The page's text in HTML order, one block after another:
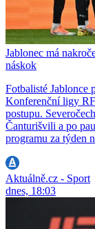
Jablonec má
náskok
Fotbalisté Jablonce
Konferenční ligy
postupu.
Čanturišvili a po
programu za týden
Aktuálně.cz - Sport
dnes, 18:03